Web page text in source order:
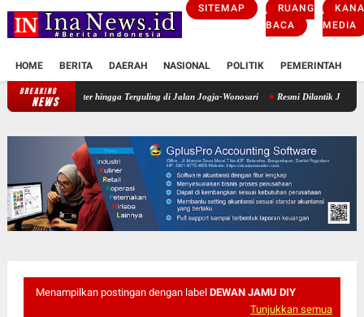
SITEMAP
RUANG
BACA
MEDIA
HOME BERITA DAERAH NASIONAL POLITIK PEMERINTAH
BREAKING
NEWS
Truk Canter hingga Terguling di Jalan Jogja-Wonosari Resmi Dilantik Jadi Dukuh
Menampilkan postingan dengan label DEWAN JAMU DIY
Tunjukkan semua